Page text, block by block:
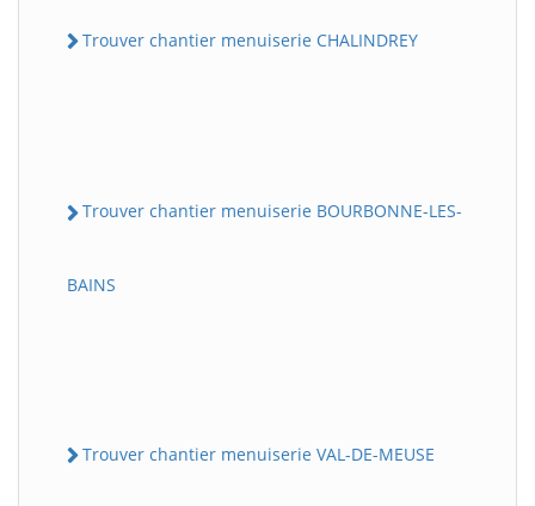
Trouver chantier menuiserie CHALINDREY
Trouver chantier menuiserie BOURBONNE-LES-
BAINS
Trouver chantier menuiserie VAL-DE-MEUSE